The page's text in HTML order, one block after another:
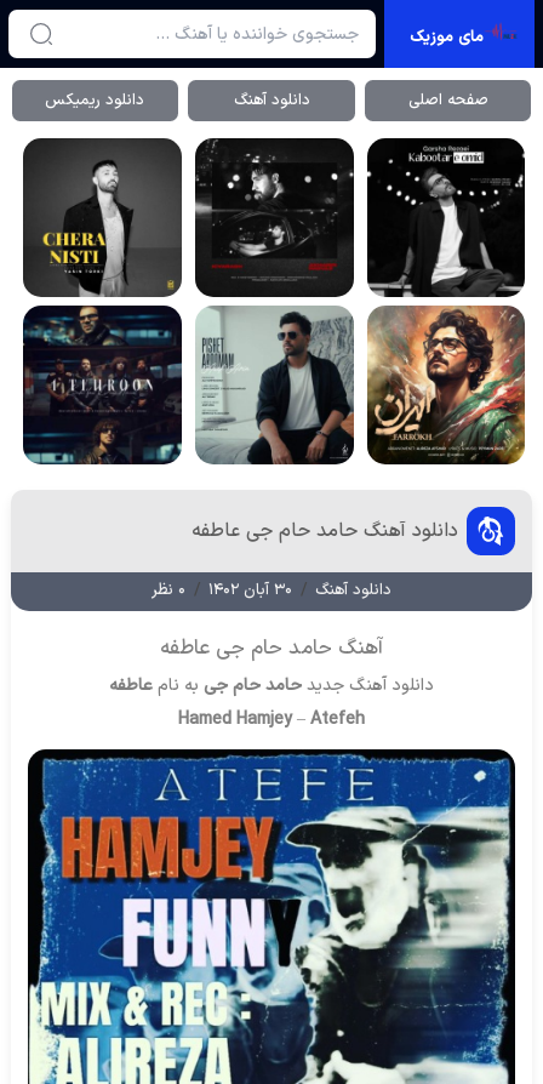
مای موزیک
صفحه اصلی دانلود آهنگ دانلود ریمیکس
دانلود آهنگ حامد حام جی عاطفه
دانلود آهنگ / ۳۰ آبان ۱۴۰۲ / ۰ نظر
آهنگ حامد حام جی عاطفه
دانلود آهنگ جدیدحامد حام جی به نامعاطفه
Hamed Hamjey–Atefeh